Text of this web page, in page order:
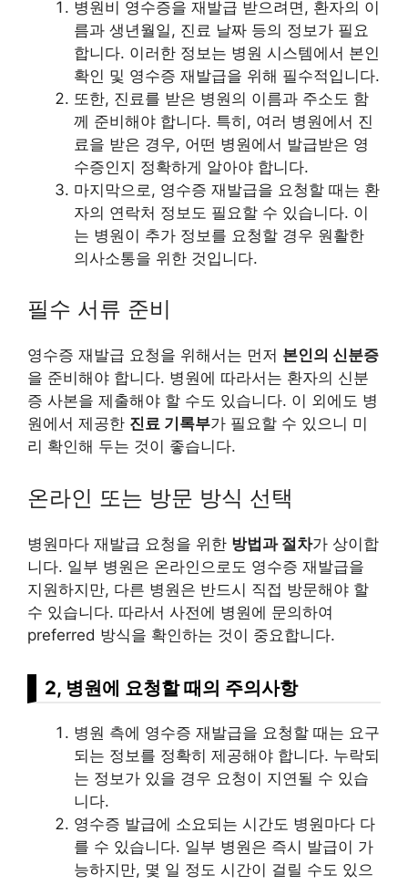
병원비 영수증을 재발급 받으려면, 환자의 이
름과 생년월일, 진료 날짜 등의 정보가 필요
합니다. 이러한 정보는 병원 시스템에서 본인
확인 및 영수증 재발급을 위해 필수적입니다.
또한, 진료를 받은 병원의 이름과 주소도 함
께 준비해야 합니다. 특히, 여러 병원에서 진
료을 받은 경우, 어떤 병원에서 발급받은 영
수증인지 정확하게 알아야 합니다.
마지막으로, 영수증 재발급을 요청할 때는 환
자의 연락처 정보도 필요할 수 있습니다. 이
는 병원이 추가 정보를 요청할 경우 원활한
의사소통을 위한 것입니다.
필수 서류 준비
영수증 재발급 요청을 위해서는 먼저 본인의 신분증
을 준비해야 합니다. 병원에 따라서는 환자의 신분
증 사본을 제출해야 할 수도 있습니다. 이 외에도 병
원에서 제공한 진료 기록부가 필요할 수 있으니 미
리 확인해 두는 것이 좋습니다.
온라인 또는 방문 방식 선택
병원마다 재발급 요청을 위한 방법과 절차가 상이합
니다. 일부 병원은 온라인으로도 영수증 재발급을
지원하지만, 다른 병원은 반드시 직접 방문해야 할
수 있습니다. 따라서 사전에 병원에 문의하여
preferred 방식을 확인하는 것이 중요합니다.
2, 병원에 요청할 때의 주의사항
병원 측에 영수증 재발급을 요청할 때는 요구
되는 정보를 정확히 제공해야 합니다. 누락되
는 정보가 있을 경우 요청이 지연될 수 있습
니다.
영수증 발급에 소요되는 시간도 병원마다 다
를 수 있습니다. 일부 병원은 즉시 발급이 가
능하지만, 몇 일 정도 시간이 걸릴 수도 있으